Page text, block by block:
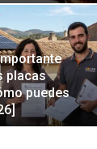
placas
puedes